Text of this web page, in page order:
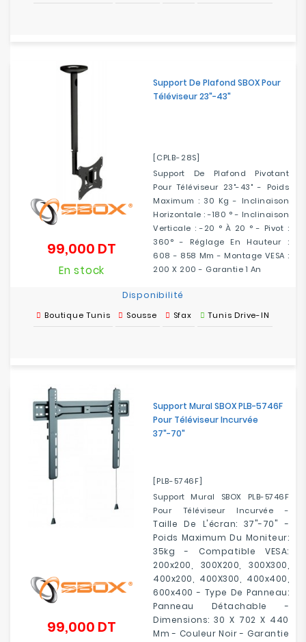
Support De Plafond SBOX Pour
Téléviseur 23"-43"
[CPLB-28S]
Support De Plafond Pivotant
Pour Téléviseur 23"-43" - Poids
Maximum : 30 Kg - Inclinaison
Horizontale : -180 ° - Inclinaison
Verticale : -20 ° À 20 ° - Pivot :
360° - Réglage En Hauteur :
608 - 858 Mm - Montage VESA :
200 X 200 - Garantie 1 An
99,000 DT
En stock
Disponibilité
Boutique Tunis Sousse Sfax Tunis Drive-IN
Support Mural SBOX PLB-5746F
Pour Téléviseur Incurvée
37"-70"
[PLB-5746F]
Support Mural SBOX PLB-5746F
Pour Téléviseur Incurvée -
Taille De L'écran: 37"-70" -
Poids Maximum Du Moniteur:
35kg - Compatible VESA:
200x200, 300X200, 300X300,
400x200, 400X300, 400x400,
600x400 - Type De Panneau:
Panneau Détachable -
Dimensions: 30 X 702 X 440
Mm - Couleur Noir - Garantie
99,000 DT